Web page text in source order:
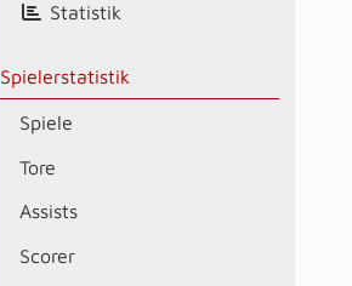
Statistik
Spielerstatistik
Spiele
Tore
Assists
Scorer